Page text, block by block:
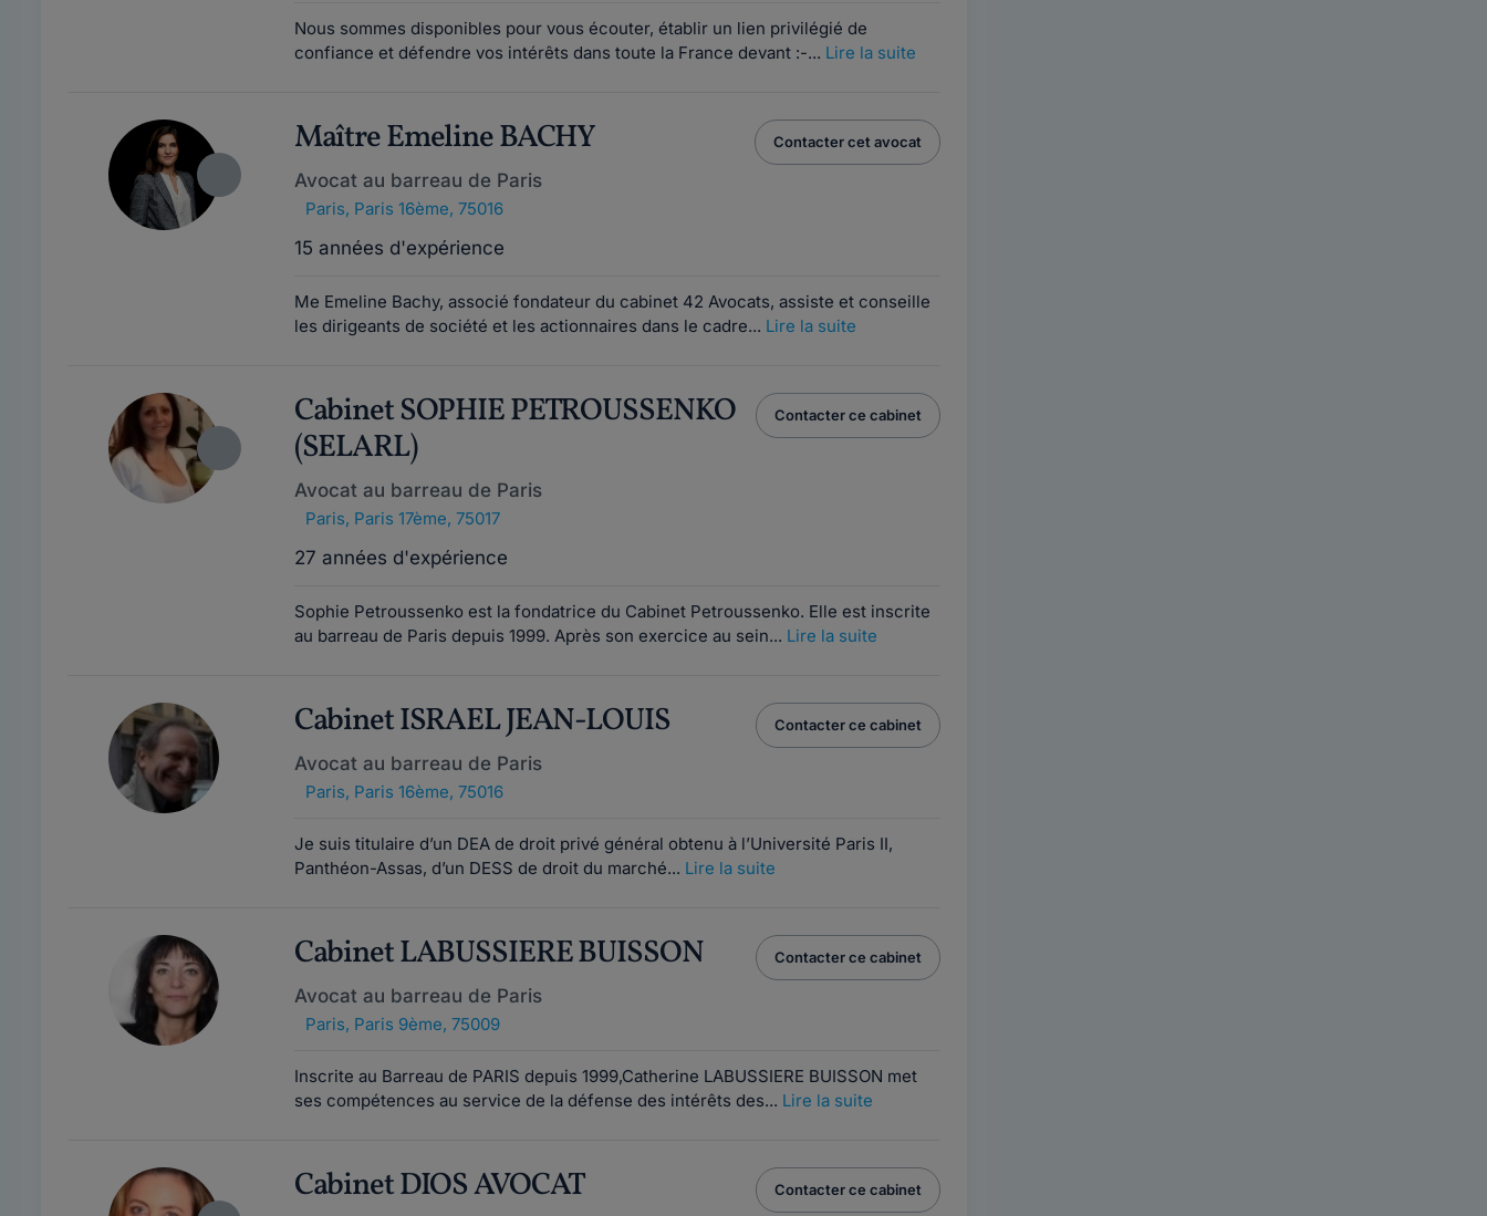
Nous sommes disponibles pour vous écouter, établir un lien privilégié de
confiance et défendre vos intérêts dans toute la France devant :-... Lire la suite
Maître Emeline BACHY
Avocat au barreau de Paris
Paris, Paris 16ème, 75016
15 années d'expérience
Contacter cet avocat
Me Emeline Bachy, associé fondateur du cabinet 42 Avocats, assiste et conseille
les dirigeants de société et les actionnaires dans le cadre... Lire la suite
Cabinet SOPHIE PETROUSSENKO
(SELARL)
Avocat au barreau de Paris
Paris, Paris 17ème, 75017
27 années d'expérience
Contacter ce cabinet
Sophie Petroussenko est la fondatrice du Cabinet Petroussenko. Elle est inscrite
au barreau de Paris depuis 1999. Après son exercice au sein... Lire la suite
Cabinet ISRAEL JEAN-LOUIS
Avocat au barreau de Paris
Paris, Paris 16ème, 75016
Contacter ce cabinet
Je suis titulaire d’un DEA de droit privé général obtenu à l’Université Paris II,
Panthéon-Assas, d’un DESS de droit du marché... Lire la suite
Cabinet LABUSSIERE BUISSON
Avocat au barreau de Paris
Paris, Paris 9ème, 75009
Contacter ce cabinet
Inscrite au Barreau de PARIS depuis 1999,Catherine LABUSSIERE BUISSON met
ses compétences au service de la défense des intérêts des... Lire la suite
Cabinet DIOS AVOCAT Contacter ce cabinet